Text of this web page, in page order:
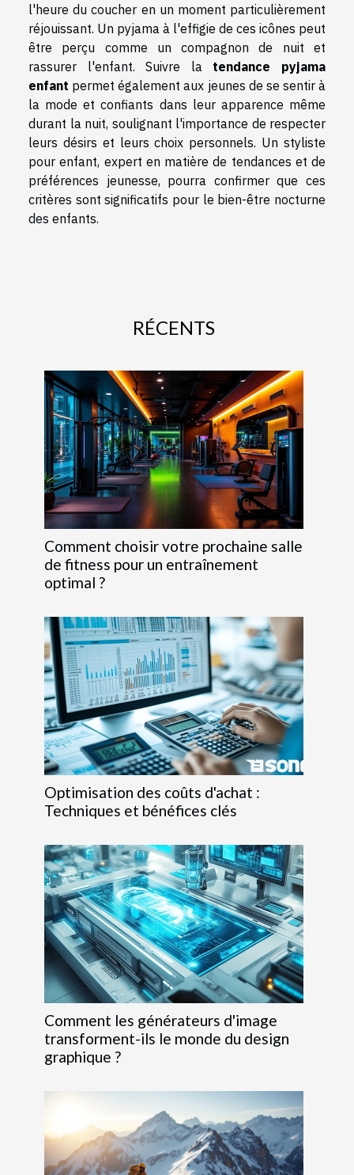
l'heure du coucher en un moment particulièrement
réjouissant. Un pyjama à l'effigie de ces icônes peut
être perçu comme un compagnon de nuit et
rassurer l'enfant. Suivre la tendance pyjama
enfant permet également aux jeunes de se sentir à
la mode et confiants dans leur apparence même
durant la nuit, soulignant l'importance de respecter
leurs désirs et leurs choix personnels. Un styliste
pour enfant, expert en matière de tendances et de
préférences jeunesse, pourra confirmer que ces
critères sont significatifs pour le bien-être nocturne
des enfants.
RÉCENTS
Comment choisir votre prochaine salle
de fitness pour un entraînement
optimal ?
Optimisation des coûts d'achat :
Techniques et bénéfices clés
Comment les générateurs d'image
transforment-ils le monde du design
graphique ?